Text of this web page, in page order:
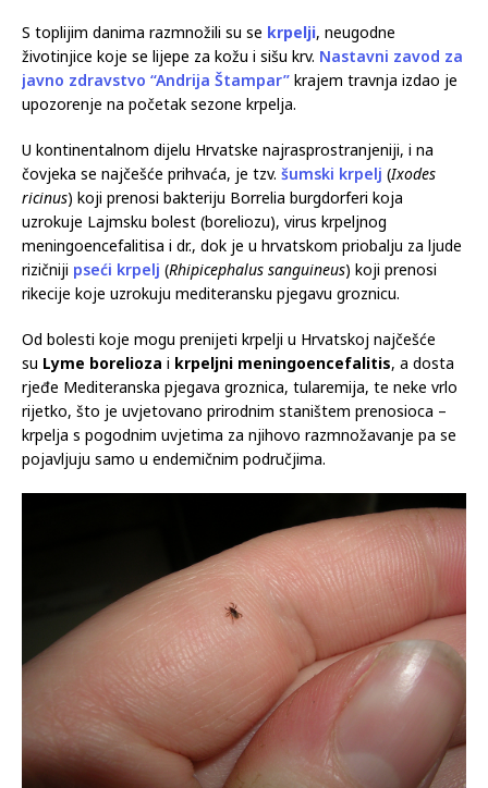
S toplijim danima razmnožili su se krpelji, neugodne
životinjice koje se lijepe za kožu i sišu krv. Nastavni zavod za
javno zdravstvo “Andrija Štampar” krajem travnja izdao je
upozorenje na početak sezone krpelja.
U kontinentalnom dijelu Hrvatske najrasprostranjeniji, i na
čovjeka se najčešće prihvaća, je tzv. šumski krpelj (Ixodes
ricinus) koji prenosi bakteriju Borrelia burgdorferi koja
uzrokuje Lajmsku bolest (boreliozu), virus krpeljnog
meningoencefalitisa i dr., dok je u hrvatskom priobalju za ljude
rizičniji pseći krpelj (Rhipicephalus sanguineus) koji prenosi
rikecije koje uzrokuju mediteransku pjegavu groznicu.
Od bolesti koje mogu prenijeti krpelji u Hrvatskoj najčešće
su Lyme borelioza i krpeljni meningoencefalitis, a dosta
rjeđe Mediteranska pjegava groznica, tularemija, te neke vrlo
rijetko, što je uvjetovano prirodnim staništem prenosioca –
krpelja s pogodnim uvjetima za njihovo razmnožavanje pa se
pojavljuju samo u endemičnim područjima.